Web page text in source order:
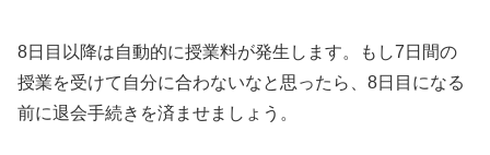
8日目以降は自動的に授業料が発生します。もし7日間の
授業を受けて自分に合わないなと思ったら、8日目になる
前に退会手続きを済ませましょう。